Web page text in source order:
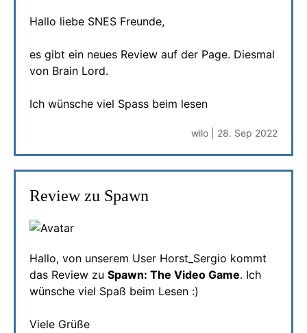
Hallo liebe SNES Freunde,
es gibt ein neues Review auf der Page. Diesmal
von Brain Lord.
Ich wünsche viel Spass beim lesen
wilo | 28. Sep 2022
Review zu Spawn
Hallo, von unserem User Horst_Sergio kommt
das Review zu Spawn: The Video Game. Ich
wünsche viel Spaß beim Lesen :)
Viele Grüße